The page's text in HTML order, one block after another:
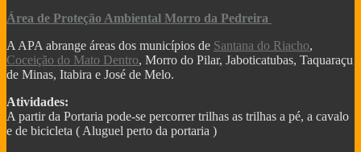
CIPÓ CLASSIC FESTIVAL - COPA DAS
Começa em junho festival de outono serra do cipó
PARNACIPO É A UNIDADE MAIS PESQUISADA DOS
PARQUES
PROJETO PARQUES DA COPA
CIRCUITO DE CICLOTURISMO NA SERRA DO CIPÓ
Vetor Norte de BH é a bola da vez do mercado
Área de Proteção Ambiental Morro da Pedreira
A APA abrange áreas dos municípios de Santana do Riacho,
Coceição do Mato Dentro, Morro do Pilar, Jaboticatubas, Taquaraçu
de Minas, Itabira e José de Melo.
Atividades:
A partir da Portaria pode-se percorrer trilhas as trilhas a pé, a cavalo
e de bicicleta ( Aluguel perto da portaria )